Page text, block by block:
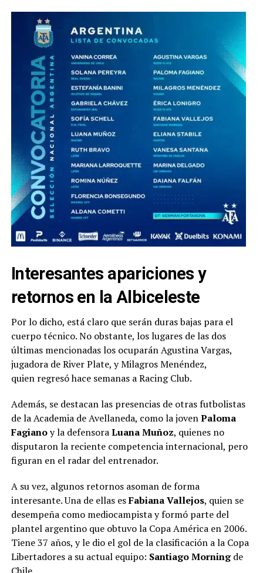
Interesantes apariciones y
retornos en la Albiceleste
Por lo dicho, está claro que serán duras bajas para el
cuerpo técnico. No obstante, los lugares de las dos
últimas mencionadas los ocuparán Agustina Vargas,
jugadora de River Plate, y Milagros Menéndez,
quien regresó hace semanas a Racing Club.
Además, se destacan las presencias de otras futbolistas
de la Academia de Avellaneda, como la jovenPaloma
Fagianoy la defensoraLuana Muñoz, quienes no
disputaron la reciente competencia internacional, pero
figuran en el radar del entrenador.
A su vez, algunos retornos asoman de forma
interesante. Una de ellas esFabiana Vallejos, quien se
desempeña como mediocampista y formó parte del
plantel argentino que obtuvo la Copa América en 2006.
Tiene 37 años, y le dio el gol de la clasificación a la Copa
Libertadores a su actual equipo: Santiago Morningde